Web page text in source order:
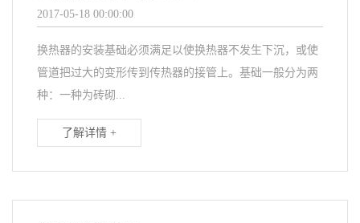
2017-05-18 00:00:00
换热器的安装基础必须满足以使换热器不发生下沉，或使
管道把过大的变形传到传热器的接管上。基础一般分为两
种：一种为砖砌...
了解详情 +